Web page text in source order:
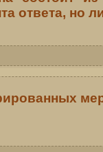
ответа, но